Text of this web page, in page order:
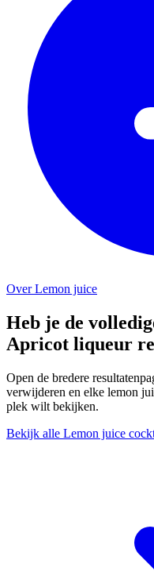
Over Lemon juice
Heb je de
Apricot liqueur
Open de bredere
verwijderen en elke lemon
plek wilt bekijken.
Bekijk alle Lemon juice